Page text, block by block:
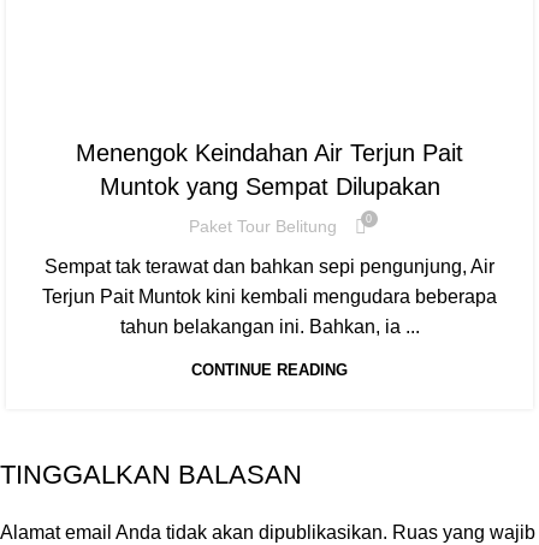
Menengok Keindahan Air Terjun Pait
Muntok yang Sempat Dilupakan
Paket Tour Belitung 0
Sempat tak terawat dan bahkan sepi pengunjung, Air
Terjun Pait Muntok kini kembali mengudara beberapa
tahun belakangan ini. Bahkan, ia ...
CONTINUE READING
TINGGALKAN BALASAN
Alamat email Anda tidak akan dipublikasikan. Ruas yang wajib